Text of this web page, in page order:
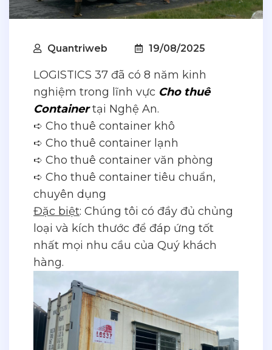
Quantriweb 19/08/2025
LOGISTICS 37 đã có 8 năm kinh
nghiệm trong lĩnh vực Cho thuê
Containertại Nghệ An.
➪ Cho thuê container khô
➪ Cho thuê container lạnh
➪ Cho thuê container văn phòng
➪ Cho thuê container tiêu chuẩn,
chuyên dụng
Đặc biệt: Chúng tôi có đầy đủ chủng
loại và kích thước để đáp ứng tốt
nhất mọi nhu cầu của Quý khách
hàng.